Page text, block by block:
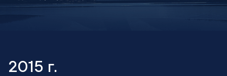
2015 г.